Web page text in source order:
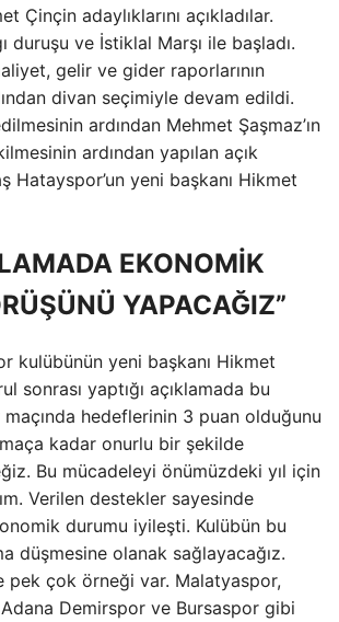
Çinçin adaylıklarını açıkladılar.
duruşu ve İstiklal Marşı ile başladı.
gelir ve gider raporlarının
divan seçimiyle devam edildi.
ardından Mehmet Şaşmaz’ın
ardından yapılan açık
Hatayspor’un yeni başkanı Hikmet
EKONOMİK
YAPACAĞIZ”
kulübünün yeni başkanı Hikmet
sonrası yaptığı açıklamada bu
hedeflerinin 3 puan olduğunu
kadar onurlu bir şekilde
Bu mücadeleyi önümüzdeki yıl için
Verilen destekler sayesinde
durumu iyileşti. Kulübün bu
düşmesine olanak sağlayacağız.
pek çok örneği var. Malatyaspor,
Demirspor ve Bursaspor gibi